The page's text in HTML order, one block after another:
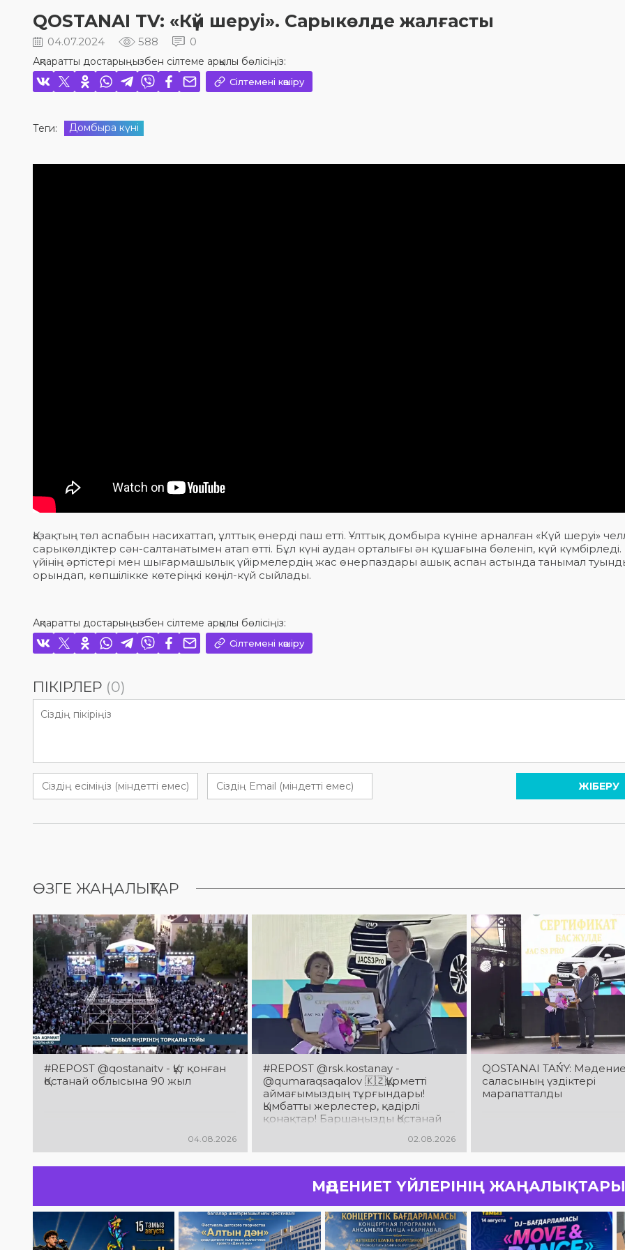
QOSTANAI TV: «Күй шеруі». Сарыкөлде жалғасты
04.07.2024 588 0
Ақпаратты достарыңызбен сілтеме арқылы бөлісіңіз:
Сілтемені көшіру
Теги: Домбыра күні
Қазақтың төл аспабын насихаттап, ұлттық өнерді паш етті. Ұлттық домбыра күніне арналған «Күй шеруі»
сарыкөлдіктер сән-салтанатымен атап өтті. Бұл күні аудан орталығы ән құшағына бөленіп, күй
үйінің әртістері мен шығармашылық үйірмелердің жас өнерпаздары ашық аспан астында танымал
орындап, көпшілікке көтеріңкі көңіл-күй сыйлады.
Ақпаратты достарыңызбен сілтеме арқылы бөлісіңіз:
Сілтемені көшіру
ПІКІРЛЕР (0)
ЖІБЕРУ
ӨЗГЕ ЖАҢАЛЫҚТАР
#REPOST @qostanaitv - Құт қонған
Қостанай облысына 90 жыл
04.08.2026
#REPOST @rsk.kostanay -
@qumaraqsaqalov 🇰🇿Құрметті
аймағымыздың тұрғындары!
Қымбатты жерлестер, қадірлі
қонақтар! Баршаңызды Қостанай
мерейтойымен шын жүректен
құттықтаймын!
02.08.2026
QOSTANAI TAŃY:
саласының үздіктері
марапатталды
МӘДЕНИЕТ ҮЙЛЕРІНІҢ ЖАҢАЛЫҚТАРЫ